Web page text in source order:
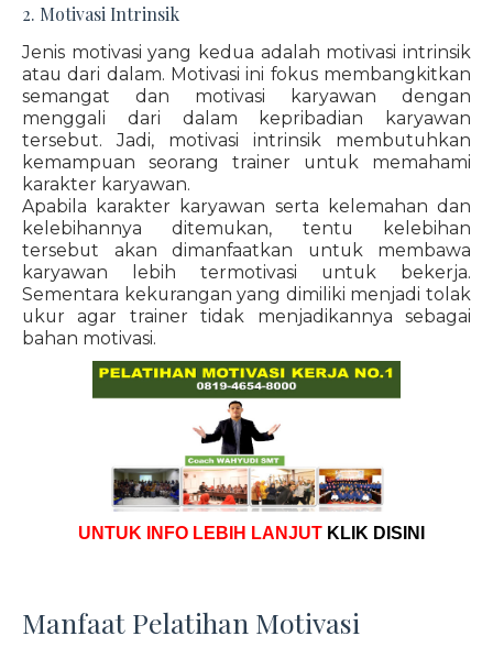
2. Motivasi Intrinsik
Jenis motivasi yang kedua adalah motivasi intrinsik
atau dari dalam. Motivasi ini fokus membangkitkan
semangat dan motivasi karyawan dengan
menggali dari dalam kepribadian karyawan
tersebut. Jadi, motivasi intrinsik membutuhkan
kemampuan seorang trainer untuk memahami
karakter karyawan.
Apabila karakter karyawan serta kelemahan dan
kelebihannya ditemukan, tentu kelebihan
tersebut akan dimanfaatkan untuk membawa
karyawan lebih termotivasi untuk bekerja.
Sementara kekurangan yang dimiliki menjadi tolak
ukur agar trainer tidak menjadikannya sebagai
bahan motivasi.
UNTUK INFO LEBIH LANJUT KLIK DISINI
Manfaat Pelatihan Motivasi